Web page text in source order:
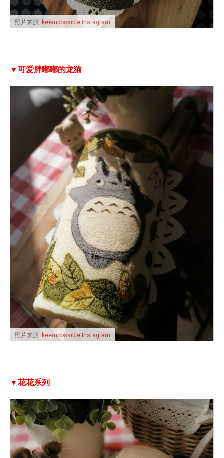
照片来源: keempossible Instagram
▼可爱胖嘟嘟的龙猫
照片来源: keempossible Instagram
▼花花系列